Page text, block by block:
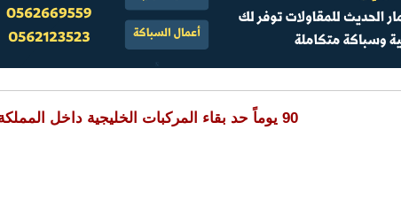
90 يوماً حد بقاء المركبات الخليجية داخل المملكة سنوياً